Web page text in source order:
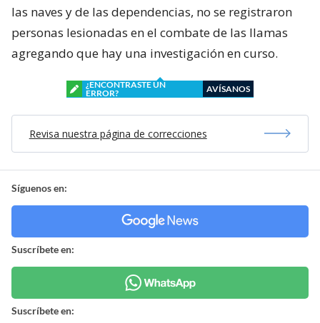
las naves y de las dependencias, no se registraron
personas lesionadas en el combate de las llamas
agregando que hay una investigación en curso.
¿ENCONTRASTE UN
ERROR?
AVÍSANOS
Revisa nuestra página de correcciones
Síguenos en:
Suscríbete en:
Suscríbete en: